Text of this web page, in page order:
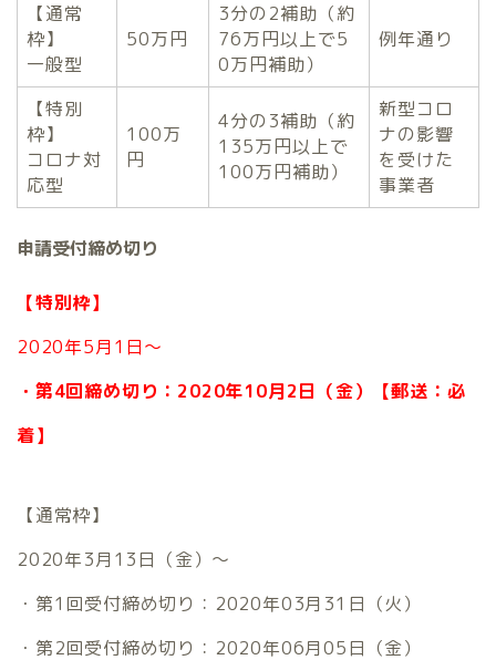
【通常
枠】
一般型
50万円
3分の2補助（約
76万円以上で5
0万円補助）
例年通り
【特別
枠】
コロナ対
応型
100万
円
4分の3補助（約
135万円以上で
100万円補助）
新型コロ
ナの影響
を受けた
事業者
申請受付締め切り
【特別枠】
2020年5月1日～
・第4回締め切り：2020年10月2日（金）【郵送：必
着】
【通常枠】
2020年3月13日（金）～
・第1回受付締め切り：2020年03月31日（火）
・第2回受付締め切り：2020年06月05日（金）